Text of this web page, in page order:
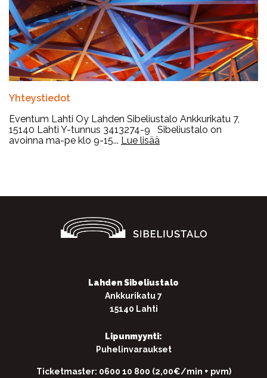
Yhteystiedot
Eventum Lahti Oy Lahden Sibeliustalo Ankkurikatu 7,
15140 Lahti Y-tunnus 3413274-9 Sibeliustalo on
avoinna ma-pe klo 9-15... Lue lisää
Lahden Sibeliustalo
Ankkurikatu 7
15140 Lahti
Lipunmyynti:
Puhelinvaraukset
Ticketmaster: 0600 10 800 (2,00€/min + pvm)